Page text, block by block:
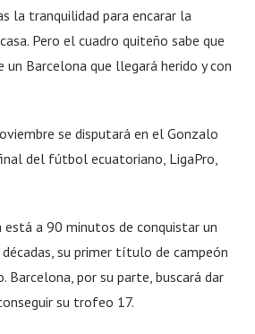
la tranquilidad para encarar la
Pero el cuadro quiteño sabe que
un Barcelona que llegará herido y con
se disputará en el Gonzalo
del fútbol ecuatoriano, LigaPro,
está a 90 minutos de conquistar un
su primer título de campeón
por su parte, buscará dar
su trofeo 17.